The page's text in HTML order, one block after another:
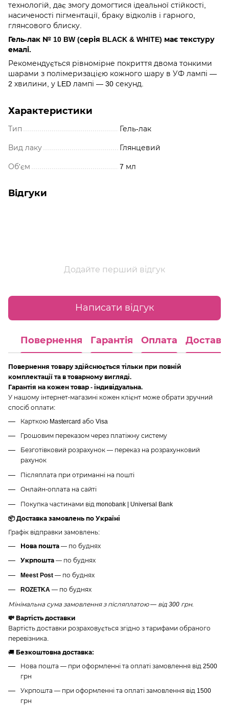
технологій, дає змогу домогтися ідеальної стійкості,
насиченості пігментації, браку відколів і гарного,
глянсового блиску.
Гель-лак № 10 BW (серія BLACK & WHITE) має текстуру
емалі.
Рекомендується рівномірне покриття двома тонкими
шарами з полімеризацією кожного шару в УФ лампі —
2 хвилини, у LED лампі — 30 секунд.
Характеристики
Тип Гель-лак
Вид лаку Глянцевий
Об'єм 7 мл
Відгуки
Додайте перший відгук
Написати відгук
Повернення Гарантія Оплата
Повернення товару здійснюється тільки при повній
комплектації та в товарному вигляді.
Гарантія на кожен товар - індивідуальна.
У нашому інтернет-магазині кожен клієнт може обрати зручний
спосіб оплати:
Карткою Mastercard або Visa
Грошовим переказом через платіжну систему
Безготівковий розрахунок — переказ на розрахунковий
рахунок
Післяплата при отриманні на пошті
Онлайн-оплата на сайті
Покупка частинами від monobank | Universal Bank
📦 Доставка замовлень по Україні
Графік відправки замовлень:
Нова пошта — по буднях
Укрпошта — по буднях
Meest Post — по буднях
ROZETKA — по буднях
Мінімальна сума замовлення з післяплатою — від 300 грн.
💸 Вартість доставки
Вартість доставки розраховується згідно з тарифами обраного
перевізника.
🚚 Безкоштовна доставка:
Нова пошта — при оформленні та оплаті замовлення від 2500
грн
Укрпошта — при оформленні та оплаті замовлення від 1500
грн